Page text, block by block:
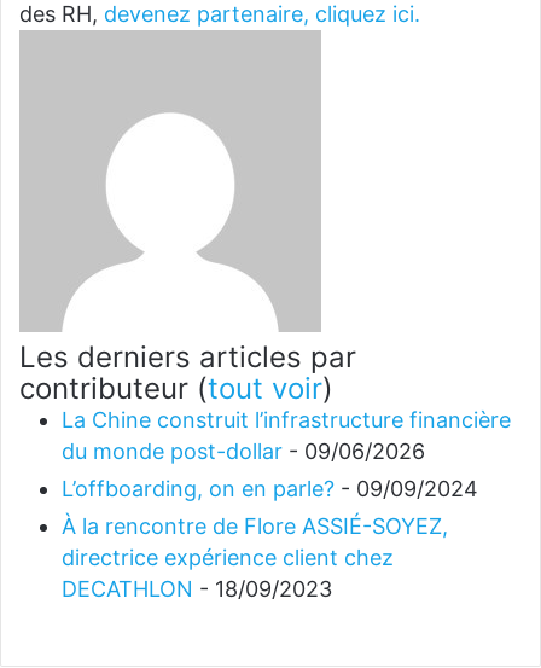
des RH, devenez partenaire, cliquez ici.
Les derniers articles par
contributeur (tout voir)
La Chine construit l’infrastructure financière
du monde post-dollar - 09/06/2026
L’offboarding, on en parle? - 09/09/2024
À la rencontre de Flore ASSIÉ-SOYEZ,
directrice expérience client chez
DECATHLON - 18/09/2023